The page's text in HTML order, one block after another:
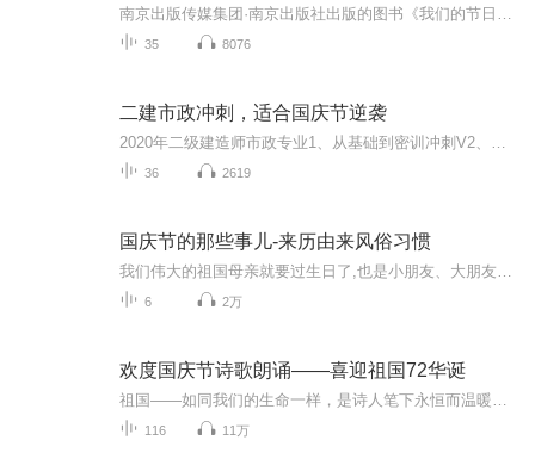
35 8076
二建市政冲刺，适合国庆节逆袭
36 2619
国庆节的那些事儿-来历由来风俗习惯
6 2万
欢度国庆节诗歌朗诵——喜迎祖国72华诞
116 11万